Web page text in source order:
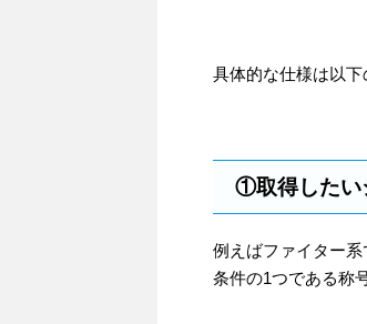
具体的な仕様は以下
①取得したい
例えばファイター
条件の1つである称